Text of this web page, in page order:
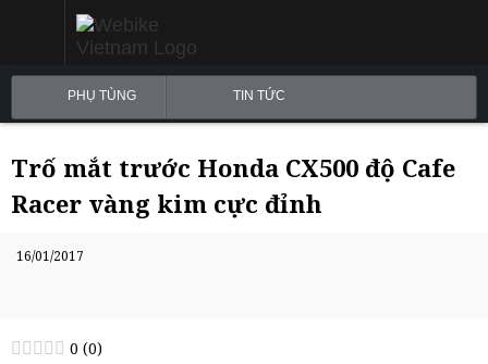
PHỤ TÙNG TIN TỨC
Trố mắt trước Honda CX500 độ Cafe
Racer vàng kim cực đỉnh
16/01/2017
0 (0)